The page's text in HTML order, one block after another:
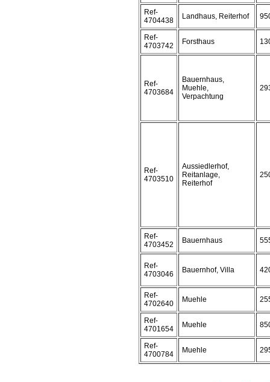
Ref-
4704438
Landhaus, Reiterhof
Ref-
4703742
Forsthaus
Ref-
4703684
Bauernhaus,
Muehle,
Verpachtung
Ref-
4703510
Aussiedlerhof,
Reitanlage,
Reiterhof
Ref-
4703452
Bauernhaus
Ref-
4703046
Bauernhof, Villa
Ref-
4702640
Muehle
Ref-
4701654
Muehle
Ref-
4700784
Muehle